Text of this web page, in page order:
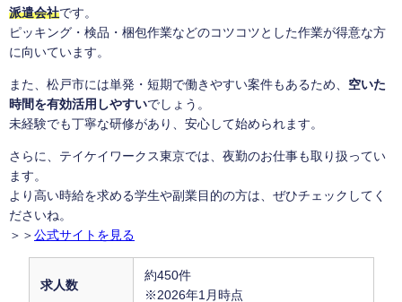
派遣会社です。
ピッキング・検品・梱包作業などのコツコツとした作業が得意な方
に向いています。
また、松戸市には単発・短期で働きやすい案件もあるため、 空いた
時間を有効活用しやすいでしょう。
未経験でも丁寧な研修があり、安心して始められます。
さらに、テイケイワークス東京では、夜勤のお仕事も取り扱ってい
ます。
より高い時給を求める学生や副業目的の方は、ぜひチェックしてく
ださいね。
＞＞ 公式サイトを見る
求人数
約450件
※2026年1月時点